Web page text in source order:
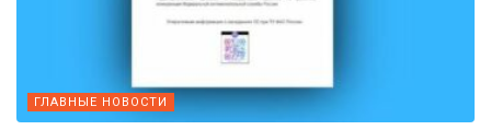
ГЛАВНЫЕ НОВОСТИ